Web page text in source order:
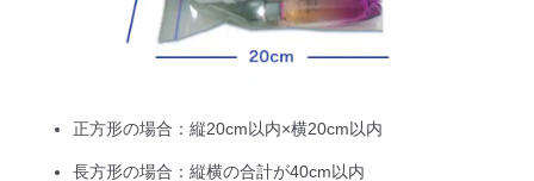
正方形の場合：縦20cm以内×横20cm以内
長方形の場合：縦横の合計が40cm以内